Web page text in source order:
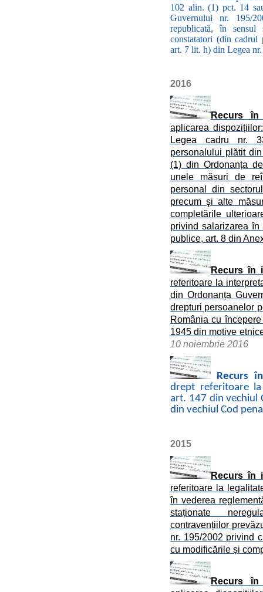
102 alin. (1) pct. 14
Guvernului nr. 195/
republicată, în sensul
constatatori (din
art. 7 lit. h) din Legea
2016
Recurs
aplicarea
Legea cadru nr.
personalului plătit
(1) din Ordonanța
unele măsuri de
personal din
precum şi alte
completările
privind salarizarea
publice, art. 8 din
Recurs în
referitoare la
din Ordonanța
drepturi persoanelor
România cu
1945 din motive
10 noiembrie 2016
Recurs
drept referitoare
art. 147 din vechiul
din vechiul Cod
2015
Recurs în
referitoare la
în vederea
staționate
contravențiilor
nr. 195/2002 privind
cu modificările și
Recurs